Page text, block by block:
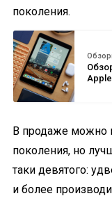
поколения.
Apple
В продаже можно
поколения, но
таки девятого:
и более